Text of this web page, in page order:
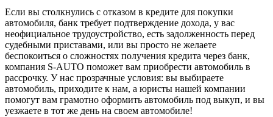
Если вы столкнулись с отказом в кредите для покупки
автомобиля, банк требует подтверждение дохода, у вас
неофициальное трудоустройство, есть задолженность перед
судебными приставами, или вы просто не желаете
беспокоиться о сложностях получения кредита через банк,
компания S-AUTO поможет вам приобрести автомобиль в
рассрочку. У нас прозрачные условия: вы выбираете
автомобиль, приходите к нам, а юристы нашей компании
помогут вам грамотно оформить автомобиль под выкуп, и вы
уезжаете в тот же день на своем автомобиле!